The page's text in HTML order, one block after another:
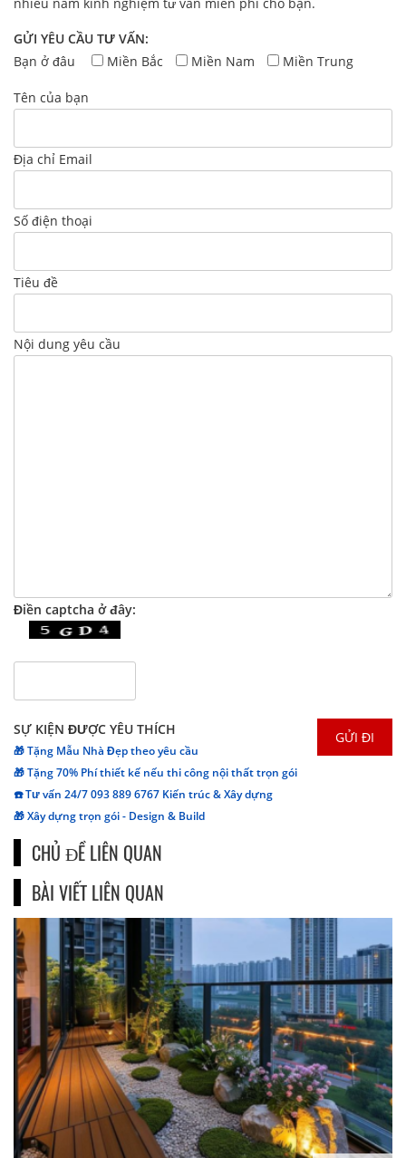
GỬI YÊU CẦU TƯ VẤN:
Bạn ở đâu
Miền Bắc Miền Nam Miền Trung
Tên của bạn
Địa chỉ Email
Số điện thoại
Tiêu đề
Nội dung yêu cầu
Điền captcha ở đây:
SỰ KIỆN ĐƯỢC YÊU THÍCH
🎁 Tặng Mẫu Nhà Đẹp theo yêu cầu
🎁 Tặng 70% Phí thiết kế nếu thi công nội thất trọn gói
☎️ Tư vấn 24/7 093 889 6767 Kiến trúc & Xây dựng
🎁 Xây dựng trọn gói - Design & Build
CHỦ ĐỀ LIÊN QUAN
BÀI VIẾT LIÊN QUAN